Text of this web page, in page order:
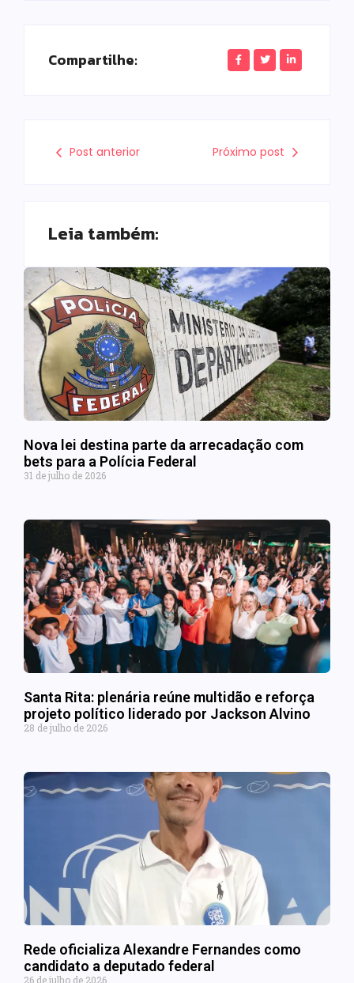
Compartilhe:
Post anterior Próximo post
Leia também:
Nova lei destina parte da arrecadação com
bets para a Polícia Federal
31 de julho de 2026
Santa Rita: plenária reúne multidão e reforça
projeto político liderado por Jackson Alvino
28 de julho de 2026
Rede oficializa Alexandre Fernandes como
candidato a deputado federal
26 de julho de 2026